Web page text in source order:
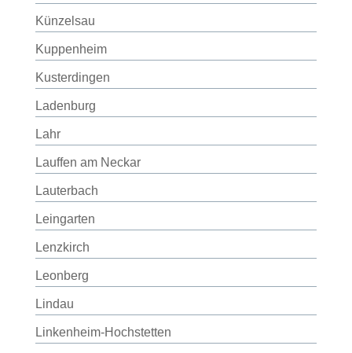
Künzelsau
Kuppenheim
Kusterdingen
Ladenburg
Lahr
Lauffen am Neckar
Lauterbach
Leingarten
Lenzkirch
Leonberg
Lindau
Linkenheim-Hochstetten